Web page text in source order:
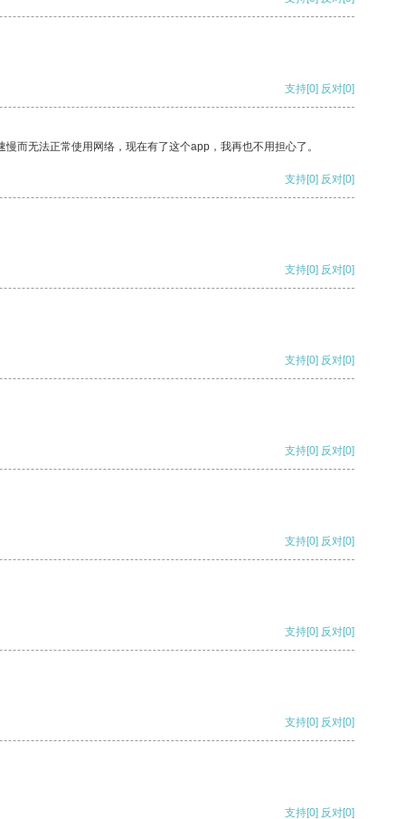
支持[0] 反对[0]
而无法正常使用网络，现在有了这个app，我再也不用担心了。
支持[0] 反对[0]
支持[0] 反对[0]
支持[0] 反对[0]
支持[0] 反对[0]
支持[0] 反对[0]
支持[0] 反对[0]
支持[0] 反对[0]
支持[0] 反对[0]